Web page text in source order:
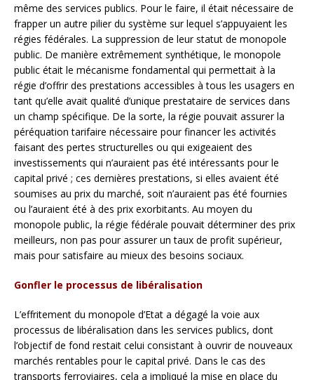
même des services publics. Pour le faire, il était nécessaire de
frapper un autre pilier du système sur lequel s’appuyaient les
régies fédérales. La suppression de leur statut de monopole
public. De manière extrêmement synthétique, le monopole
public était le mécanisme fondamental qui permettait à la
régie d’offrir des prestations accessibles à tous les usagers en
tant qu’elle avait qualité d’unique prestataire de services dans
un champ spécifique. De la sorte, la régie pouvait assurer la
péréquation tarifaire nécessaire pour financer les activités
faisant des pertes structurelles ou qui exigeaient des
investissements qui n’auraient pas été intéressants pour le
capital privé ; ces dernières prestations, si elles avaient été
soumises au prix du marché, soit n’auraient pas été fournies
ou l’auraient été à des prix exorbitants. Au moyen du
monopole public, la régie fédérale pouvait déterminer des prix
meilleurs, non pas pour assurer un taux de profit supérieur,
mais pour satisfaire au mieux des besoins sociaux.
Gonfler le processus de libéralisation
L’effritement du monopole d’Etat a dégagé la voie aux
processus de libéralisation dans les services publics, dont
l’objectif de fond restait celui consistant à ouvrir de nouveaux
marchés rentables pour le capital privé. Dans le cas des
transports ferroviaires, cela a impliqué la mise en place du